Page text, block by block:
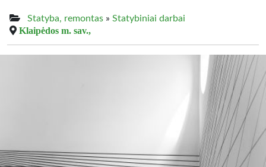
Statyba, remontas » Statybiniai darbai
Klaipėdos m. sav.,